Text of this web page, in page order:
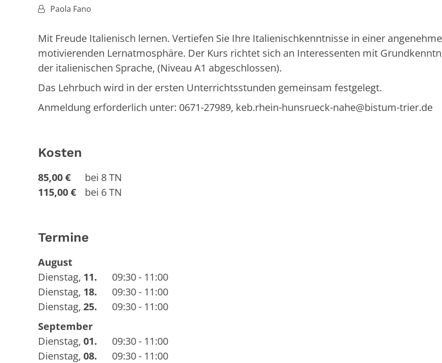
Von:Paola Fano
Mit Freude Italienisch lernen. Vertiefen Sie Ihre Italienischkenntnisse in einer
motivierenden Lernatmosphäre. Der Kurs richtet sich an Interessenten mit
der italienischen Sprache, (Niveau A1 abgeschlossen).
Das Lehrbuch wird in der ersten Unterrichtsstunden gemeinsam festgelegt.
Anmeldung erforderlich unter: 0671-27989, keb.rhein-hunsrueck-nahe@bistum-trier.de
Kosten
85,00 €
bei 8 TN
115,00 €
bei 6 TN
Termine
August
Dienstag, 11.
09:30 - 11:00
Dienstag, 18.
09:30 - 11:00
Dienstag, 25.
09:30 - 11:00
September
Dienstag, 01.
09:30 - 11:00
Dienstag, 08.
09:30 - 11:00